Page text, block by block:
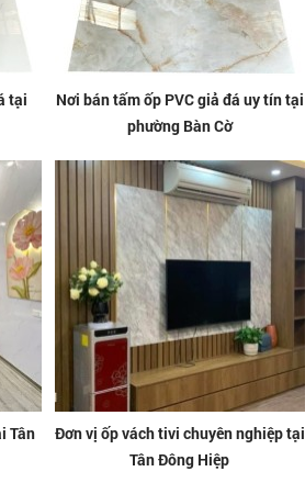
tại
Nơi bán tấm ốp PVC giả đá uy tín tại
phường Bàn Cờ
Tân
Đơn vị ốp vách tivi chuyên nghiệp tại
Tân Đông Hiệp